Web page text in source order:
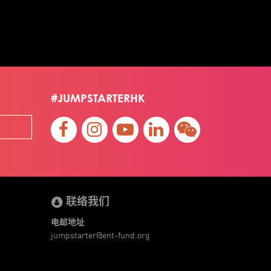
#JUMPSTARTERHK
联络我们
电邮地址
jumpstarter@ent-fund.org